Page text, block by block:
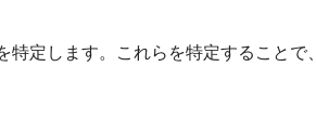
定します。これらを特定することで